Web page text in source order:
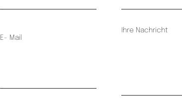
E- Mail
Ihre Nachricht